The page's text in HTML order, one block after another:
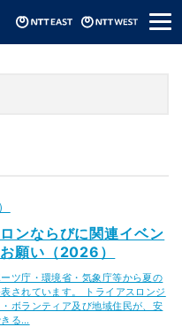
メ
ニ
ュース
ンならびに関連イベン
願い（2026）
ツ庁・環境省・気象庁等から夏の
されています。 トライアスロンジ
ボランティア及び地域住民が、安
る…